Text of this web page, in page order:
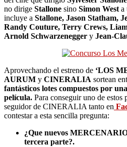
no dirige Stallone sino Simon West a
incluye a Stallone, Jason Statham,
Randy Couture, Terry Crews,
Arnold Schwarzenegger y Jean-
Aprovechando el estreno de ‘LOS
AURUM y CINERALIA sortean
fantásticos lotes compuestos por
película. Para conseguir uno de estos
seguidor de CINERALIA tanto en
contestar a esta sencilla pregunta:
¿Que nuevos
tercera parte?.